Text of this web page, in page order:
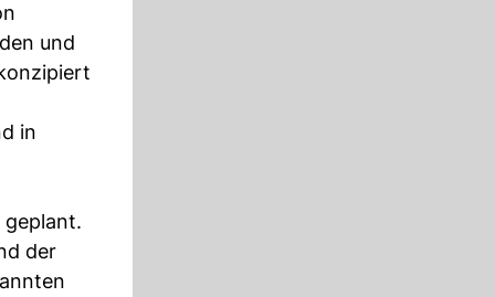
und
in
geplant.
der